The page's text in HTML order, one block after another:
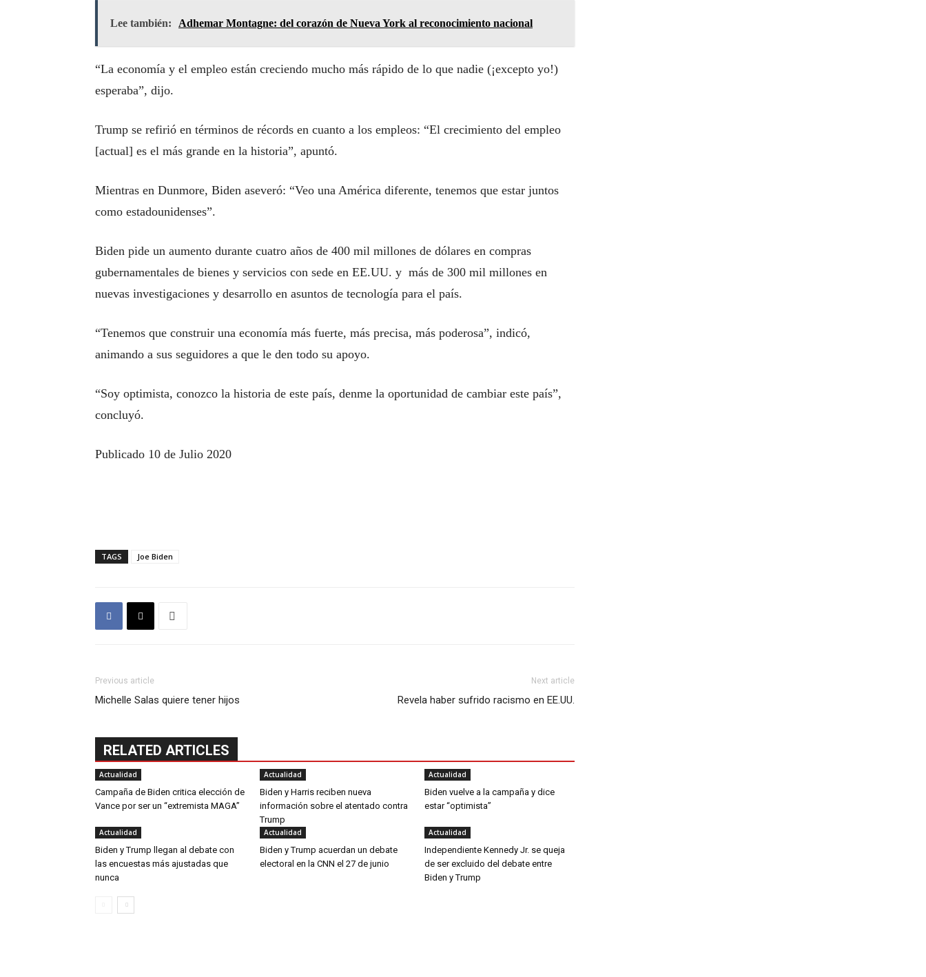
Lee también: Adhemar Montagne: del corazón de Nueva York al reconocimiento nacional
“La economía y el empleo están creciendo mucho más rápido de lo que nadie (¡excepto yo!)
esperaba”, dijo.
Trump se refirió en términos de récords en cuanto a los empleos: “El crecimiento del empleo
[actual] es el más grande en la historia”, apuntó.
Mientras en Dunmore, Biden aseveró: “Veo una América diferente, tenemos que estar juntos
como estadounidenses”.
Biden pide un aumento durante cuatro años de 400 mil millones de dólares en compras
gubernamentales de bienes y servicios con sede en EE.UU. y más de 300 mil millones en
nuevas investigaciones y desarrollo en asuntos de tecnología para el país.
“Tenemos que construir una economía más fuerte, más precisa, más poderosa”, indicó,
animando a sus seguidores a que le den todo su apoyo.
“Soy optimista, conozco la historia de este país, denme la oportunidad de cambiar este país”,
concluyó.
Publicado 10 de Julio 2020
TAGS Joe Biden
Previous article
Michelle Salas quiere tener hijos
Next article
Revela haber sufrido racismo en EE.UU.
RELATED ARTICLES
Actualidad
Campaña de Biden critica elección de
Vance por ser un “extremista MAGA”
Actualidad
Biden y Harris reciben nueva
información sobre el atentado contra
Trump
Actualidad
Biden vuelve a la campaña y dice
estar “optimista”
Actualidad
Biden y Trump llegan al debate con
las encuestas más ajustadas que
nunca
Actualidad
Biden y Trump acuerdan un debate
electoral en la CNN el 27 de junio
Actualidad
Independiente Kennedy Jr. se queja
de ser excluido del debate entre
Biden y Trump